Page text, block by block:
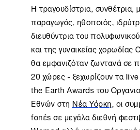
Η τραγουδίστρια, συνθέτρια,
παραγωγός, ηθοποιός,
διευθύντρια του
και της γυναικείας χορωδίας
θα εμφανιζόταν ζωντανά σε
20 χώρες - ξεχωρίζουν τα
the Earth Awards του
Εθνών στη Νέα Υόρκη, οι
fonέs σε μεγάλα διεθνή